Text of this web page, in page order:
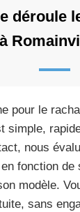
déroule
à
pour le
simple,
nous
fonction de
modèle.
sans